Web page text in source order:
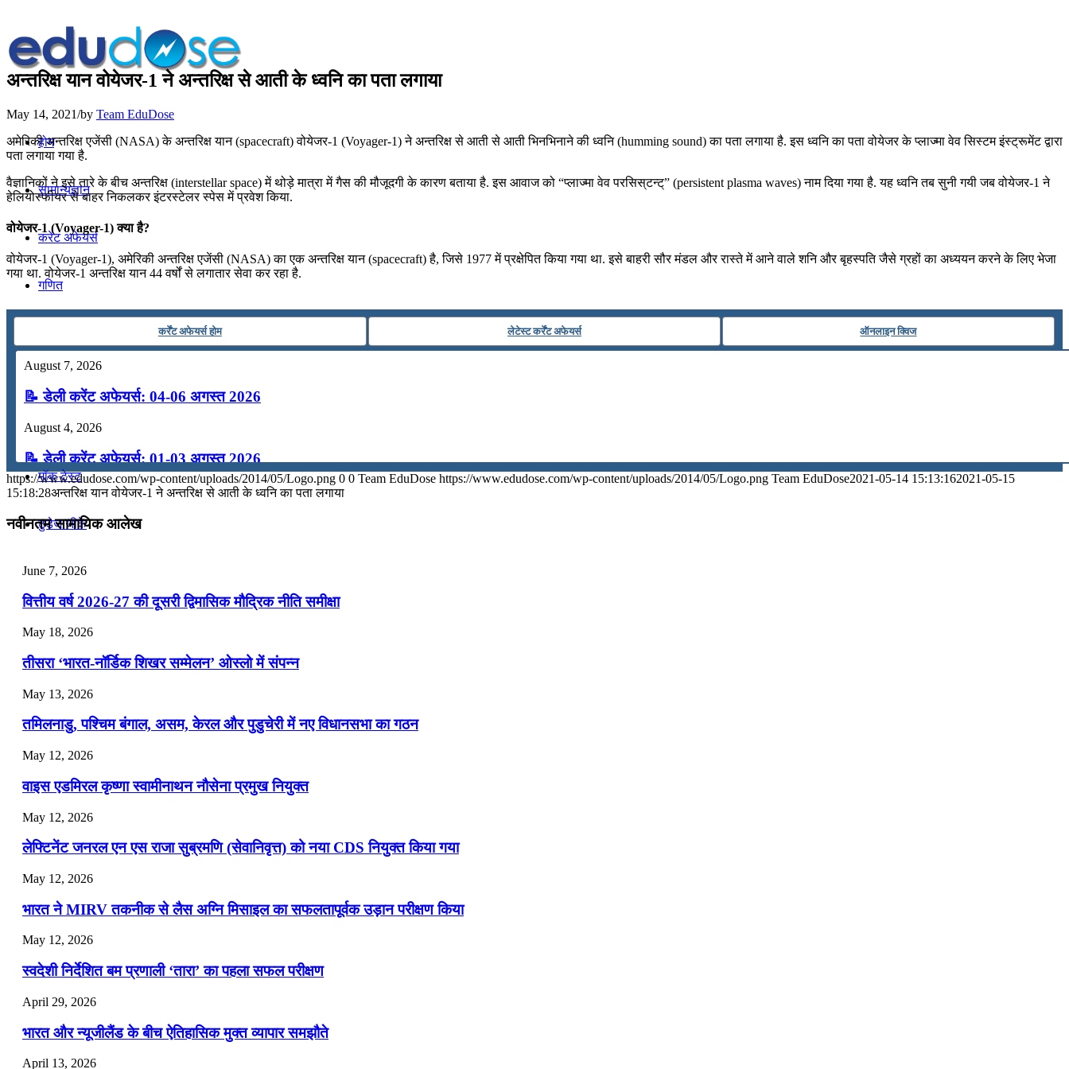
होम
सामान्यज्ञान
करेंट अफेयर्स
गणित
अंग्रेजी
मॉक टेस्ट
टुडेज जीके
Menu Menu
अन्तरिक्ष यान वोयेजर-1 ने अन्तरिक्ष से आती के ध्वनि का पता लगाया
May 14, 2021/by Team EduDose
अमेरिकी अन्तरिक्ष एजेंसी (NASA) के अन्तरिक्ष यान (spacecraft) वोयेजर-1 (Voyager-1) ने अन्तरिक्ष से आती से आती भिनभिनाने की ध्वनि (humming sound) का पता लगाया है. इस ध्वनि का पता वोयेजर के प्लाज्मा वेव सिस्टम इंस्ट्रूमेंट द्वारा
पता लगाया गया है.
वैज्ञानिकों ने इसे तारे के बीच अन्तरिक्ष (interstellar space) में थोड़े मात्रा में गैस की मौजूदगी के कारण बताया है. इस आवाज को “प्लाज्मा वेव परसिस्‌टन्‍ट्‌” (persistent plasma waves) नाम दिया गया है. यह ध्वनि तब सुनी गयी जब वोयेजर-1 ने
हेलियोस्फीयर से बाहर निकलकर इंटरस्टेलर स्पेस में प्रवेश किया.
वोयेजर-1 (Voyager-1) क्या है?
वोयेजर-1 (Voyager-1), अमेरिकी अन्तरिक्ष एजेंसी (NASA) का एक अन्तरिक्ष यान (spacecraft) है, जिसे 1977 में प्रक्षेपित किया गया था. इसे बाहरी सौर मंडल और रास्ते में आने वाले शनि और बृहस्पति जैसे ग्रहों का अध्ययन करने के लिए भेजा
गया था. वोयेजर-1 अन्तरिक्ष यान 44 वर्षों से लगातार सेवा कर रहा है.
कर्रेंट अफेयर्स होम लेटेस्ट कर्रेंट अफेयर्स ऑनलाइन क्विज
August 7, 2026
📝 डेली करेंट अफेयर्स: 04-06 अगस्त 2026
August 4, 2026
📝 डेली करेंट अफेयर्स: 01-03 अगस्त 2026
July 31, 2026
📝 डेली करेंट अफेयर्स: 28-31 जुलाई 2026
📝 डेली करेंट अफेयर्स: 25-27 जुलाई 2026
July 25, 2026
📝 डेली करेंट अफेयर्स: 22-24 जुलाई 2026
July 22, 2026
📝 डेली करेंट अफेयर्स: 19-21 जुलाई 2026
July 19, 2026
📝 डेली करेंट अफेयर्स: 16-18 जुलाई 2026
https://www.edudose.com/wp-content/uploads/2014/05/Logo.png 0 0 Team EduDose https://www.edudose.com/wp-content/uploads/2014/05/Logo.png Team EduDose2021-05-14 15:13:162021-05-15
15:18:28अन्तरिक्ष यान वोयेजर-1 ने अन्तरिक्ष से आती के ध्वनि का पता लगाया
नवीनतम सामायिक आलेख
June 7, 2026
वित्तीय वर्ष 2026-27 की दूसरी द्विमासिक मौद्रिक नीति समीक्षा
May 18, 2026
तीसरा ‘भारत-नॉर्डिक शिखर सम्मेलन’ ओस्लो में संपन्न
May 13, 2026
तमिलनाडु, पश्चिम बंगाल, असम, केरल और पुडुचेरी में नए विधानसभा का गठन
May 12, 2026
वाइस एडमिरल कृष्णा स्वामीनाथन नौसेना प्रमुख नियुक्त
May 12, 2026
लेफ्टिनेंट जनरल एन एस राजा सुब्रमणि (सेवानिवृत्त) को नया CDS नियुक्त किया गया
May 12, 2026
भारत ने MIRV तकनीक से लैस अग्नि मिसाइल का सफलतापूर्वक उड़ान परीक्षण किया
May 12, 2026
स्वदेशी निर्देशित बम प्रणाली ‘तारा’ का पहला सफल परीक्षण
April 29, 2026
भारत और न्यूजीलैंड के बीच ऐतिहासिक मुक्त व्यापार समझौते
April 13, 2026